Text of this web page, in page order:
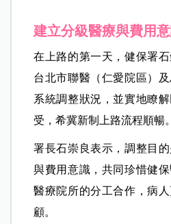
建立分級醫療與費用
在上路的第一天，健保署
台北市聯醫（仁愛院區）
系統調整狀況，並實地瞭
受，希冀新制上路流程順暢。
署長石崇良表示，調整目
與費用意識，共同珍惜健
醫療院所的分工合作，病
顧。